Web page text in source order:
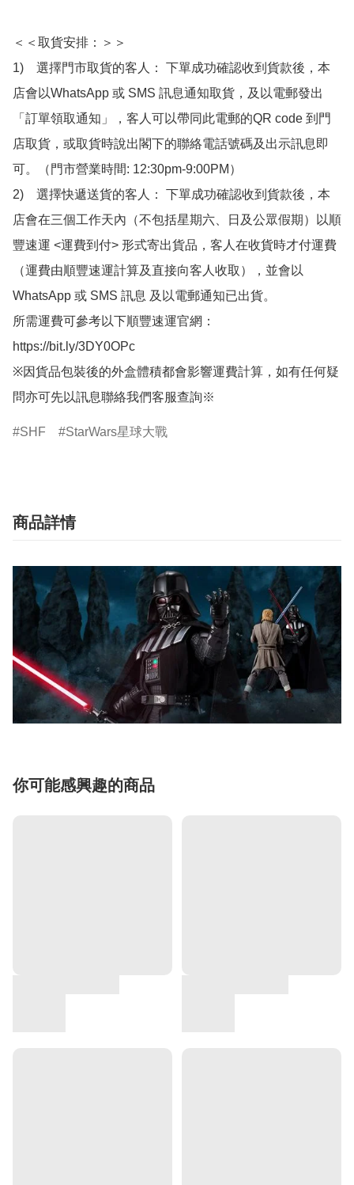
＜＜取貨安排：＞＞
1)　選擇門市取貨的客人： 下單成功確認收到貨款後，本
店會以WhatsApp 或 SMS 訊息通知取貨，及以電郵發出
「訂單領取通知」，客人可以帶同此電郵的QR code 到門
店取貨，或取貨時說出閣下的聯絡電話號碼及出示訊息即
可。（門市營業時間: 12:30pm-9:00PM）
2)　選擇快遞送貨的客人： 下單成功確認收到貨款後，本
店會在三個工作天內（不包括星期六、日及公眾假期）以順
豐速運 <運費到付> 形式寄出貨品，客人在收貨時才付運費
（運費由順豐速運計算及直接向客人收取），並會以
WhatsApp 或 SMS 訊息 及以電郵通知已出貨。
所需運費可參考以下順豐速運官網：
https://bit.ly/3DY0OPc
※因貨品包裝後的外盒體積都會影響運費計算，如有任何疑
問亦可先以訊息聯絡我們客服查詢※
SHF StarWars星球大戰
商品詳情
你可能感興趣的商品